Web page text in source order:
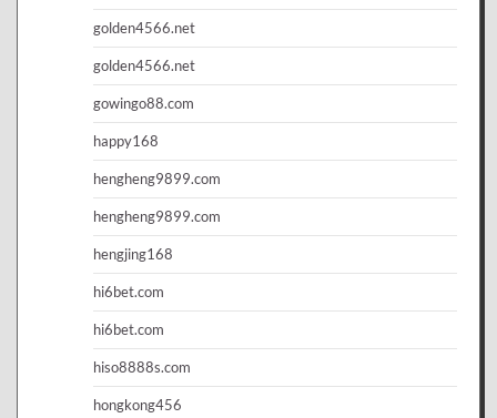
golden4566.net
golden4566.net
gowingo88.com
happy168
hengheng9899.com
hengheng9899.com
hengjing168
hi6bet.com
hi6bet.com
hiso8888s.com
hongkong456